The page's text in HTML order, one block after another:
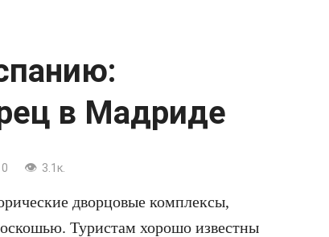
в Мадриде
0 3.1к.
дворцовые комплексы,
Туристам хорошо известны